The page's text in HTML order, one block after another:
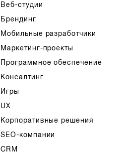
Веб-студии
Брендинг
Мобильные разработчики
Маркетинг-проекты
Программное обеспечение
Консалтинг
Игры
UX
Корпоративные решения
SEO-компании
CRM